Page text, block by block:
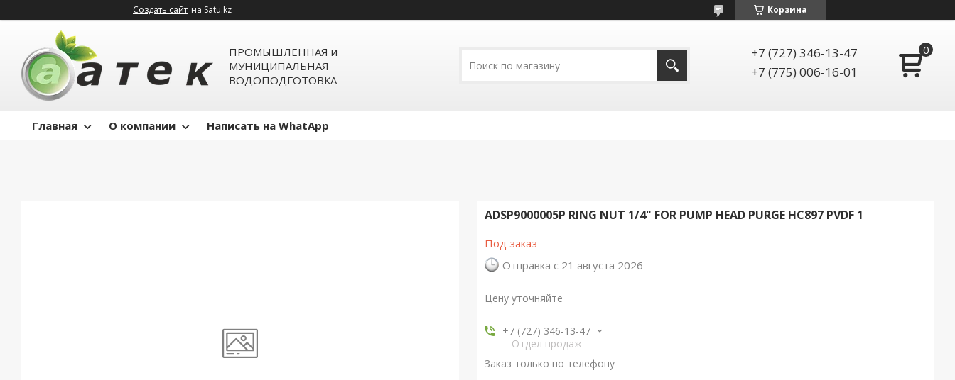
Создать сайт на Satu.kz Корзина
ПРОМЫШЛЕННАЯ и
МУНИЦИПАЛЬНАЯ
ВОДОПОДГОТОВКА
+7 (727) 346-13-47
+7 (775) 006-16-01
Главная О компании Написать на WhatApp
ADSP9000005P RING NUT 1/4" FOR PUMP HEAD PURGE HC897 PVDF 1
Под заказ
Отправка с 21 августа 2026
Цену уточняйте
+7 (727) 346-13-47
Отдел продаж
Заказ только по телефону